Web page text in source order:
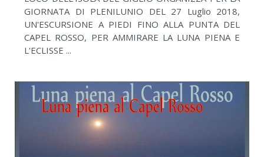
GIORNATA DI PLENILUNIO DEL 27 Luglio 2018,
UN'ESCURSIONE A PIEDI FINO ALLA PUNTA DEL
CAPEL ROSSO, PER AMMIRARE LA LUNA PIENA E
L'ECLISSE ...